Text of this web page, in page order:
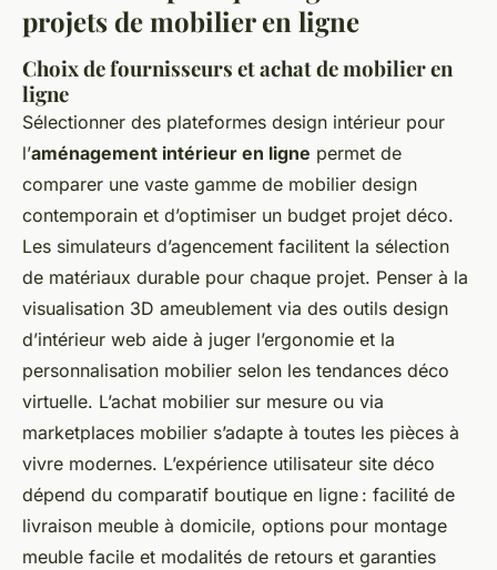
projets de mobilier en ligne
Choix de fournisseurs et achat de mobilier en
ligne
Sélectionner des plateformes design intérieur pour
l’aménagement intérieur en ligne permet de
comparer une vaste gamme de mobilier design
contemporain et d’optimiser un budget projet déco.
Les simulateurs d’agencement facilitent la sélection
de matériaux durable pour chaque projet. Penser à la
visualisation 3D ameublement via des outils design
d’intérieur web aide à juger l’ergonomie et la
personnalisation mobilier selon les tendances déco
virtuelle. L’achat mobilier sur mesure ou via
marketplaces mobilier s’adapte à toutes les pièces à
vivre modernes. L’expérience utilisateur site déco
dépend du comparatif boutique en ligne : facilité de
livraison meuble à domicile, options pour montage
meuble facile et modalités de retours et garanties